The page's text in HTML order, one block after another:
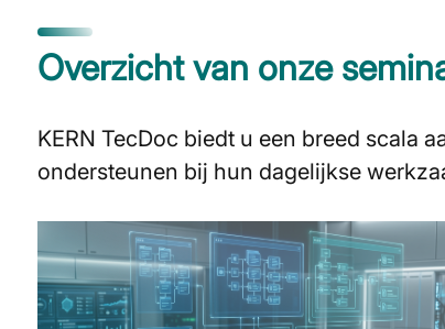
Overzicht van onze
KERN TecDoc biedt u een breed scala
ondersteunen bij hun dagelijkse